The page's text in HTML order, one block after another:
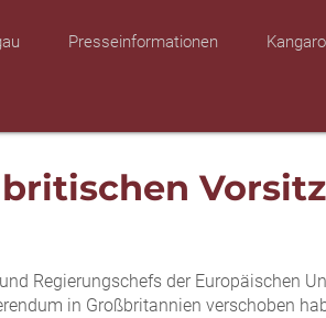
Presseinformationen
Regierungschefs der Europäischen
in Großbritannien verschoben